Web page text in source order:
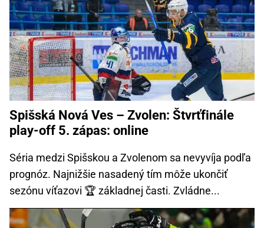
Spišská Nová Ves – Zvolen: Štvrťfinále
play-off 5. zápas: online
Séria medzi Spišskou a Zvolenom sa nevyvíja podľa
prognóz. Najnižšie nasadený tím môže ukončiť
sezónu víťazovi 🏆 základnej časti. Zvládne...